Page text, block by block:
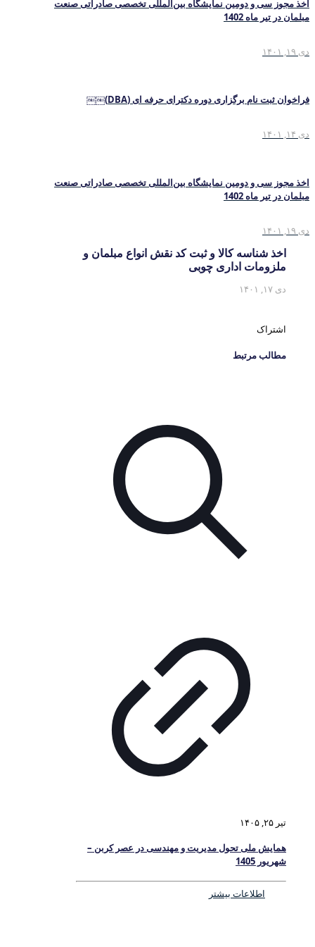
اخذ مجوز سی و دومین نمایشگاه بین‌المللی تخصصی صادراتی صنعت
مبلمان در تیر ماه 1402
دی ۱۹, ۱۴۰۱
فراخوان ثبت نام برگزاری دوره دکترای حرفه ای (DBA)￼￼
دی ۱۴, ۱۴۰۱
اخذ مجوز سی و دومین نمایشگاه بین‌المللی تخصصی صادراتی صنعت
مبلمان در تیر ماه 1402
دی ۱۹, ۱۴۰۱
اخذ شناسه کالا و ثبت کد نقش انواع مبلمان و
ملزومات اداری چوبی
دی ۱۷, ۱۴۰۱
اشتراک
مطالب مرتبط
تیر ۲۵, ۱۴۰۵
همایش ملی تحول مدیریت و مهندسی در عصر کربن –
شهریور 1405
اطلاعات بیشتر